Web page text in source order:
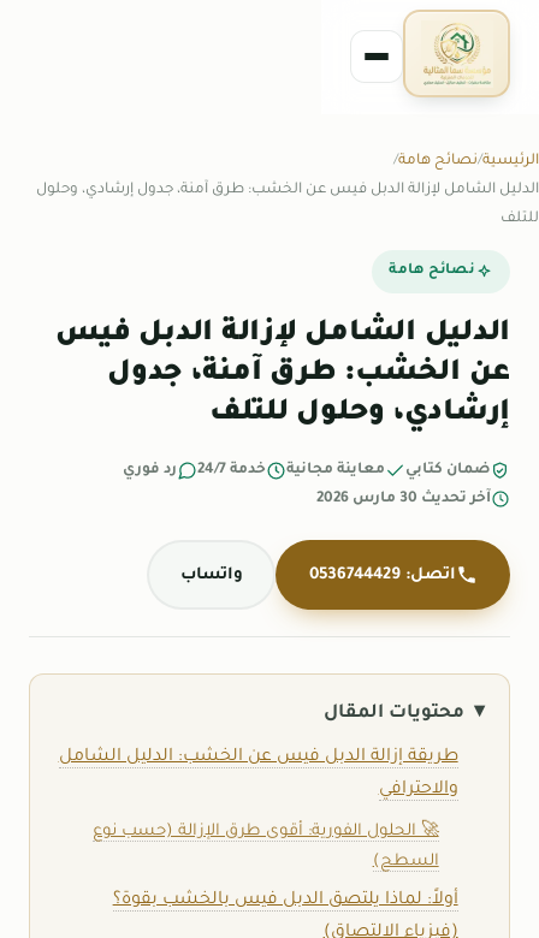
الرئيسية نصائح هامة
الدليل الشامل لإزالة الدبل فيس عن الخشب: طرق آمنة، جدول إرشادي، وحلول
للتلف
نصائح هامة
الدليل الشامل لإزالة الدبل فيس
عن الخشب: طرق آمنة، جدول
إرشادي، وحلول للتلف
ضمان كتابي معاينة مجانية خدمة 24/7
رد فوري
آخر تحديث 30 مارس 2026
اتصل: 0536744429 واتساب
محتويات المقال
طريقة إزالة الدبل فيس عن الخشب: الدليل الشامل
والاحترافي
🚀 الحلول الفورية: أقوى طرق الإزالة (حسب نوع
السطح)
أولاً: لماذا يلتصق الدبل فيس بالخشب بقوة؟
(فيزياء الالتصاق)